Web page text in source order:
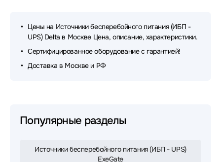
Цены на Источники бесперебойного питания (ИБП -
UPS) Delta в Москве Цена, описание, характеристики.
Сертифицированное оборудование с гарантией!
Доставка в Москве и РФ
Популярные разделы
Источники бесперебойного питания (ИБП - UPS)
ExeGate